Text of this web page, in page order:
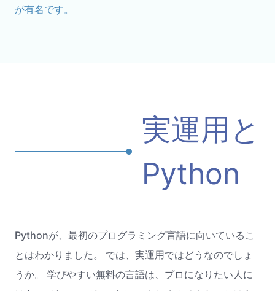
が有名です。
実運用と
Python
Pythonが、最初のプログラミング言語に向いているこ
とはわかりました。 では、実運用ではどうなのでしょ
うか。 学びやすい無料の言語は、プロになりたい人に